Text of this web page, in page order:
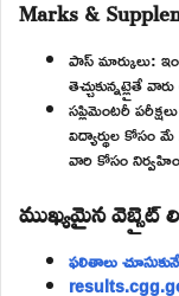
పాస్ మార్కులు:
తెచ్చుకున్నట్లైతే
సప్లిమెంటరీ
విద్యార్థుల కోసం
వారి కోసం
ముఖ్యమైన వెబ్సైట్
ఫలితాలు